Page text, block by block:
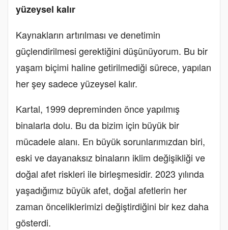
yüzeysel kalır
Kaynakların artırılması ve denetimin
güçlendirilmesi gerektiğini düşünüyorum. Bu bir
yaşam biçimi haline getirilmediği sürece, yapılan
her şey sadece yüzeysel kalır.
Kartal, 1999 depreminden önce yapılmış
binalarla dolu. Bu da bizim için büyük bir
mücadele alanı. En büyük sorunlarımızdan biri,
eski ve dayanaksız binaların iklim değişikliği ve
doğal afet riskleri ile birleşmesidir. 2023 yılında
yaşadığımız büyük afet, doğal afetlerin her
zaman önceliklerimizi değiştirdiğini bir kez daha
gösterdi.